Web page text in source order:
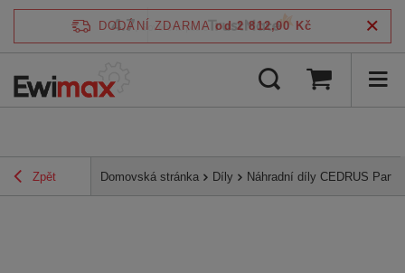
DODÁNÍ ZDARMA od 2 812,00 Kč
Zpět Domovská stránka Díly Náhradní díly CEDRUS Parts
4.7 /5 ověřeno podle